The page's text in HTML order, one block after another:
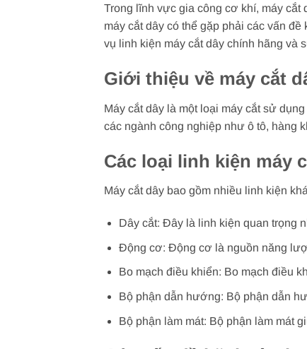
Trong lĩnh vực gia công cơ khí, máy cắt
máy cắt dây có thể gặp phải các vấn
vụ linh kiện máy cắt dây chính hãng và
Giới thiệu về máy cắt
Máy cắt dây là một loại máy cắt sử
các ngành công nghiệp như ô tô, hàng
Các loại linh kiện máy
Máy cắt dây bao gồm nhiều linh kiện
Dây cắt: Đây là linh kiện quan trọng
Động cơ: Động cơ là nguồn năng
Bo mạch điều khiển: Bo mạch điều
Bộ phận dẫn hướng: Bộ phận dẫn
Bộ phận làm mát: Bộ phận làm mát